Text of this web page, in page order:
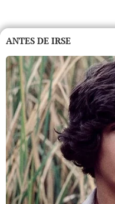
ANTES DE IRSE